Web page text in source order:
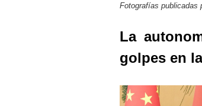
Fotografías publicadas
La
golpes en